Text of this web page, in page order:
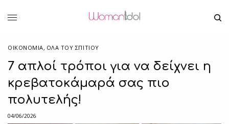
ΟΙΚΟΝΟΜΙΑ, ΌΛΑ ΤΟΥ ΣΠΙΤΙΟΥ
7 απλοί τρόποι για να δείχνει η
κρεβατοκάμαρά σας πιο
πολυτελής!
04/06/2026